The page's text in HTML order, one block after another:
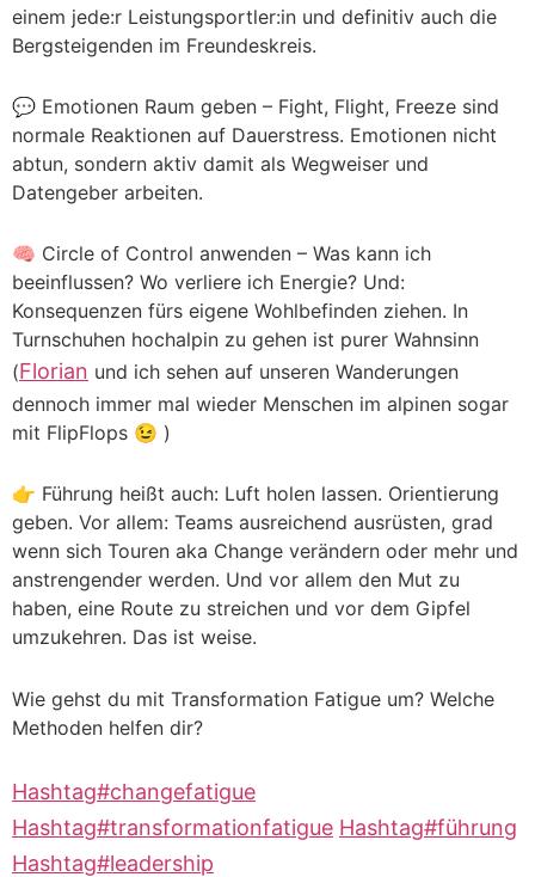
einem jede:r Leistungsportler:in und definitiv auch die
Bergsteigenden im Freundeskreis.
💬 Emotionen Raum geben – Fight, Flight, Freeze sind
normale Reaktionen auf Dauerstress. Emotionen nicht
abtun, sondern aktiv damit als Wegweiser und
Datengeber arbeiten.
🧠 Circle of Control anwenden – Was kann ich
beeinflussen? Wo verliere ich Energie? Und:
Konsequenzen fürs eigene Wohlbefinden ziehen. In
Turnschuhen hochalpin zu gehen ist purer Wahnsinn
(Florian und ich sehen auf unseren Wanderungen
dennoch immer mal wieder Menschen im alpinen sogar
mit FlipFlops 😉 )
👉 Führung heißt auch: Luft holen lassen. Orientierung
geben. Vor allem: Teams ausreichend ausrüsten, grad
wenn sich Touren aka Change verändern oder mehr und
anstrengender werden. Und vor allem den Mut zu
haben, eine Route zu streichen und vor dem Gipfel
umzukehren. Das ist weise.
Wie gehst du mit Transformation Fatigue um? Welche
Methoden helfen dir?
Hashtag#changefatigue
Hashtag#transformationfatigue Hashtag#führung
Hashtag#leadership